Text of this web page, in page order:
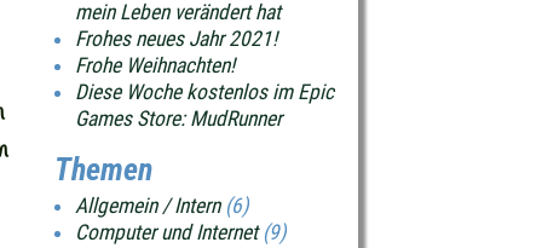
mein Leben verändert hat
Frohes neues Jahr 2021!
Frohe Weihnachten!
Diese Woche kostenlos im Epic
Games Store: MudRunner
Themen
Allgemein / Intern(6)
Computer und Internet(9)